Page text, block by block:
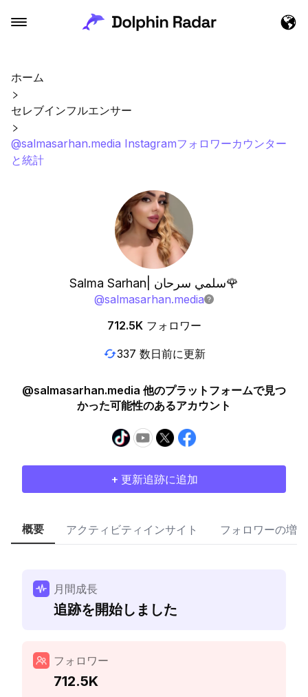
ホーム
セレブインフルエンサー
@salmasarhan.media Instagramフォロワーカウンター
と統計
Salma Sarhan| سلمي سرحان🌹
@salmasarhan.media
712.5K フォロワー
337 数日前に更新
@salmasarhan.media 他のプラットフォームで見つ
かった可能性のあるアカウント
+ 更新追跡に追加
概要 アクティビティインサイト フォロワーの増加
月間成長
追跡を開始しました
フォロワー
712.5K